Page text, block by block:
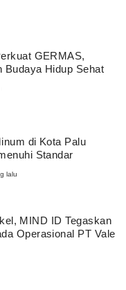
GERMAS,
Budaya Hidup Sehat
di Kota Palu
Standar
lalu
MIND ID Tegaskan
Operasional PT Vale